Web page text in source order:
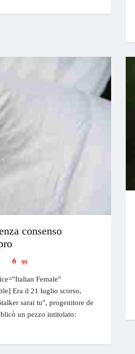
consenso
99
Female"
Era il 21 luglio scorso,
sarai tu", progenitore de
un pezzo intitolato: